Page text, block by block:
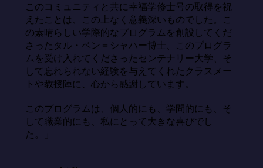
このコミュニティと共に幸福学修士号の取得を祝
えたことは、この上なく意義深いものでした。こ
の素晴らしい学際的なプログラムを創設してくだ
さったタル・ベン＝シャハー博士、このプログラ
ムを受け入れてくださったセンテナリー大学、そ
して忘れられない経験を与えてくれたクラスメー
トや教授陣に、心から感謝しています。
このプログラムは、個人的にも、学問的にも、そ
して職業的にも、私にとって大きな喜びでし
た。」